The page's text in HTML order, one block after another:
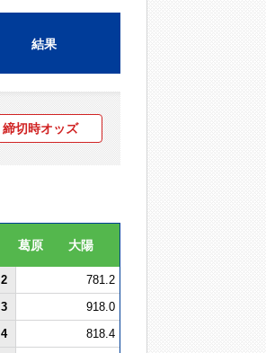
結果
締切時オッズ
葛原 大陽
2
781.2
3
918.0
4
818.4